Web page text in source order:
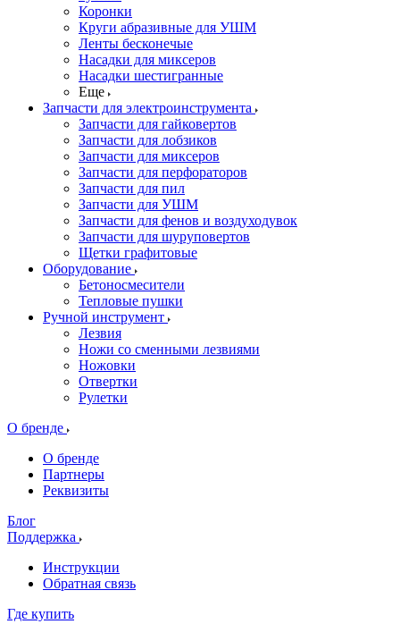
Коронки
Круги абразивные для УШМ
Ленты бесконечые
Насадки для миксеров
Насадки шестигранные
Еще
Запчасти для электроинструмента
Запчасти для гайковертов
Запчасти для лобзиков
Запчасти для миксеров
Запчасти для перфораторов
Запчасти для пил
Запчасти для УШМ
Запчасти для фенов и воздуходувок
Запчасти для шуруповертов
Щетки графитовые
Оборудование
Бетоносмесители
Тепловые пушки
Ручной инструмент
Лезвия
Ножи со сменными лезвиями
Ножовки
Отвертки
Рулетки
О бренде
О бренде
Партнеры
Реквизиты
Блог
Поддержка
Инструкции
Обратная связь
Где купить